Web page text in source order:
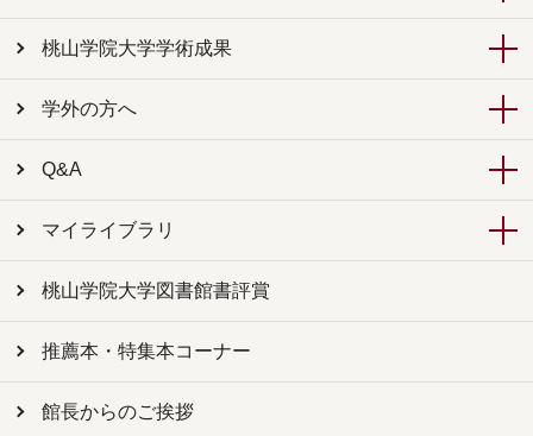
桃山学院大学学術成果
学外の方へ
Q&A
マイライブラリ
桃山学院大学図書館書評賞
推薦本・特集本コーナー
館長からのご挨拶